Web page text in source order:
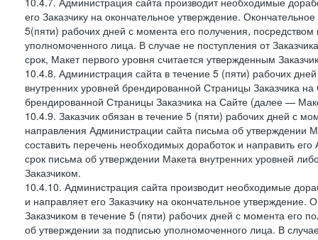
его Заказчику на окончательное утверждение.
5(пяти) рабочих дней с момента его получения,
уполномоченного лица. В случае не поступления от
срок, Макет первого уровня считается утвержденным
10.4.8. Администрация сайта в течение 5 (пяти) рабочих
внутренних уровней брендированной Страницы Заказчика
брендированной Страницы Заказчика на Сайте (далее —
10.4.9. Заказчик обязан в течение 5 (пяти) рабочих дней с
направления Администрации сайта письма об утверждении
составить перечень необходимых доработок и направить
срок письма об утверждении Макета внутренних уровней
Заказчиком.
10.4.10. Администрация сайта производит необходимые
и направляет его Заказчику на окончательное
Заказчиком в течение 5 (пяти) рабочих дней с момента его
об утверждении за подписью уполномоченного лица. В